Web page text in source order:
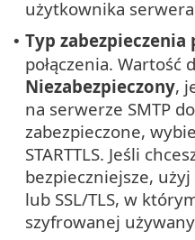
użytkownika serwera
• Typ zabezpieczenia
połączenia. Wartość
Niezabezpieczony,
na serwerze SMTP
zabezpieczone,
STARTTLS. Jeśli
bezpieczniejsze, użyj
lub SSL/TLS, w
szyfrowanej